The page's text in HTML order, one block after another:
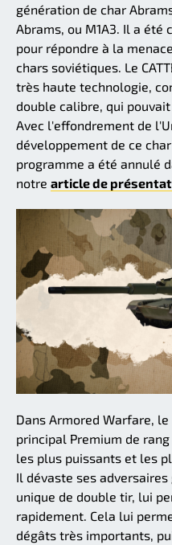
génération de char
Abrams, ou M1A3. Il a été
pour répondre à la
chars soviétiques. Le
très haute technologie,
double calibre, qui
Avec l'effondrement de
développement de ce
programme a été annulé
notre article de
Dans Armored Warfare,
principal Premium de
les plus puissants et les
Il dévaste ses
unique de double tir, lui
rapidement. Cela lui
dégâts très importants,